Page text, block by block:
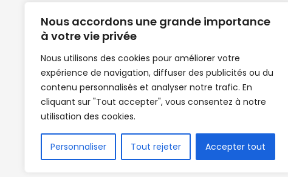
Nous accordons une grande importance
à votre vie privée
Nous utilisons des cookies pour améliorer votre
expérience de navigation, diffuser des publicités ou du
contenu personnalisés et analyser notre trafic. En
cliquant sur "Tout accepter", vous consentez à notre
utilisation des cookies.
Personnaliser Tout rejeter Accepter tout
Clubs de football en Guinée | Footballeurs
de Guinée de football | Mercato | Lions du
News | Match en direct | But | Actualité au
| Handball Guinee | Match Guinee |
de Guinée | Senegal Equipe | Guinée | Le
en direct | Boxe | Sénégal Dakar | La
Africasport | Clubs de football guinéens |